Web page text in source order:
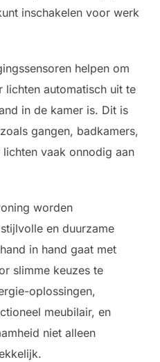
inschakelen voor werk
helpen om
lichten automatisch uit te
in de kamer is. Dit is
gangen, badkamers,
vaak onnodig aan
worden
en duurzame
in hand gaat met
slimme keuzes te
oplossingen,
meubilair, en
niet alleen